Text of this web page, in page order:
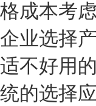
格成本考
企业选择
适不好用
统的选择